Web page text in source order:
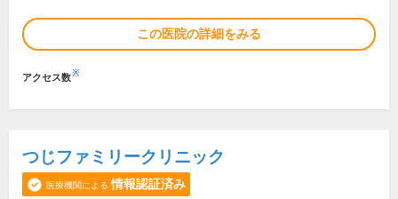
この医院の詳細をみる
アクセス数※
つじファミリークリニック
医療機関による 情報認証済み